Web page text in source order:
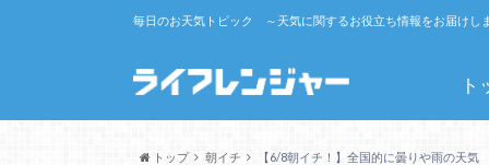
毎日のお天気トピック ～天気に関するお役立ち情報をお届けし
ト
トップ 朝イチ 【6/8朝イチ！】全国的に曇りや雨の天気